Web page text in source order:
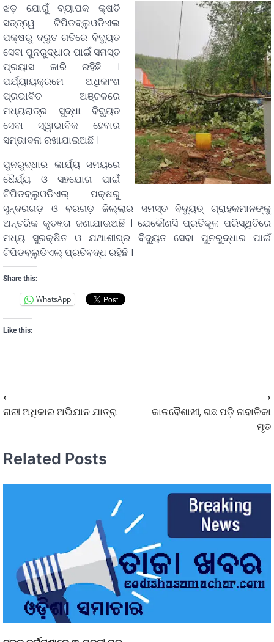
ଝଡ଼ ଯୋଗୁଁ ବ୍ୟାପକ କ୍ଷତି
ସତ୍ତ୍ୱେ ଟିପିଡବ୍ଲୁଓଡିଏଲ
ପକ୍ଷରୁ ଦ୍ରୁତ ଗତିରେ ବିଦ୍ୟୁତ
ସେବା ପୁନରୁଦ୍ଧାର ପାଇଁ ସମସ୍ତ
ପ୍ରୟାସ ଜାରି ରହିଛି ।
ପର୍ଯ୍ୟାୟକ୍ରମେ ଅଧିକାଂଶ
ପ୍ରଭାବିତ ଅଞ୍ଚଳରେ
ମଧ୍ୟରାତ୍ର ସୁଦ୍ଧା ବିଦ୍ୟୁତ
ସେବା ସ୍ୱାଭାବିକ ହେବାର
ସମ୍ଭାବନା ରଖାଯାଇଅଛି ।
ପୁନରୁଦ୍ଧାର କାର୍ଯ୍ୟ ସମୟରେ
ଧୈର୍ଯ୍ୟ ଓ ସହଯୋଗ ପାଇଁ
ଟିପିଡବ୍ଲୁଓଡିଏଲ୍ ପକ୍ଷରୁ
ସୁନ୍ଦରଗଡ଼ ଓ ବରଗଡ଼ ଜିଲ୍ଲାର ସମସ୍ତ ବିଦ୍ୟୁତ୍ ଗ୍ରାହକମାନଙ୍କୁ
ଅନ୍ତରିକ କୃତଜ୍ଞତା ଜଣାଯାଉଅଛି । ଯେକୌଣସି ପ୍ରତିକୂଳ ପରିସ୍ଥିତିରେ
ମଧ୍ୟ ସୁରକ୍ଷିତ ଓ ଯଥାଶୀଘ୍ର ବିଦ୍ୟୁତ ସେବା ପୁନରୁଦ୍ଧାର ପାଇଁ
ଟିପିଡବ୍ଲୁଡିଏଲ୍ ପ୍ରତିବଦ୍ଧ ରହିଛି ।
Share this:
WhatsApp
Like this:
⟵
ନାରୀ ଅଧିକାର ଅଭିଯାନ ଯାତ୍ରା
କାଳବୈଶାଖୀ, ଗଛ ପଡ଼ି ନାବାଳିକା
ମୃତ
⟶
Related Posts